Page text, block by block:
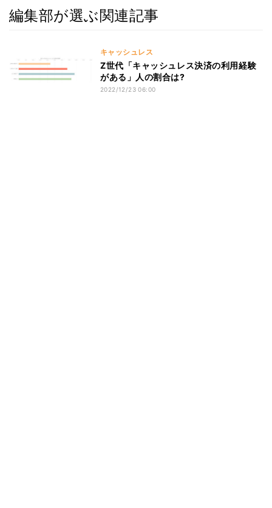
編集部が選ぶ関連記事
キャッシュレス
Z世代「キャッシュレス決済の利用経験
がある」人の割合は?
2022/12/23 06:00